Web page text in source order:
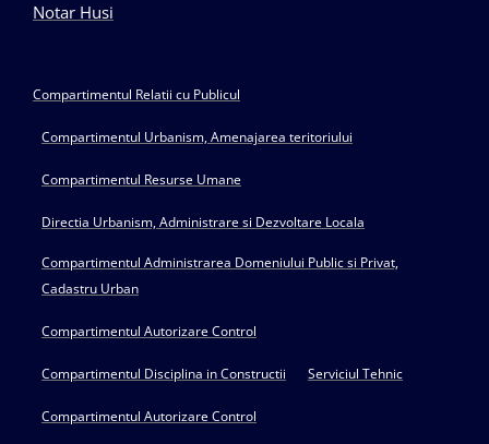
Notar Husi
Compartimentul Relatii cu Publicul
Compartimentul Urbanism, Amenajarea teritoriului
Compartimentul Resurse Umane
Directia Urbanism, Administrare si Dezvoltare Locala
Compartimentul Administrarea Domeniului Public si Privat,
Cadastru Urban
Compartimentul Autorizare Control
Compartimentul Disciplina in Constructii Serviciul Tehnic
Compartimentul Autorizare Control